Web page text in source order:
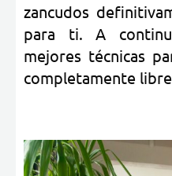
zancudos
para ti. A
mejores técnicas
completamente